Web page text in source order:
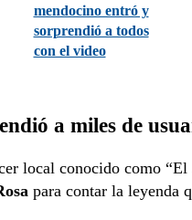
mendocino entró y
sorprendió a todos
con el video
a miles de
local conocido como
para contar la leyenda